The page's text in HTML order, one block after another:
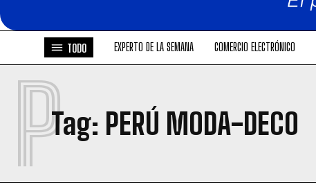
TODO EXPERTO DE LA SEMANA COMERCIO ELECTRÓNICO
Tag: PERÚ MODA-DECO
P